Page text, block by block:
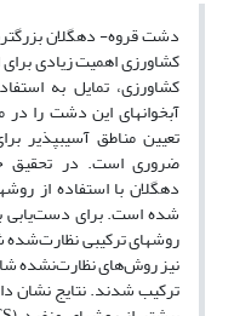
دشت قروه- دهگلان
کشاورزی اهمیت زیادی
کشاورزی، تمایل به
آبخوان‏های این دشت را در
تعیین مناطق آسیب‏پذیر
ضروری است. در تحقیق
شده است. برای دست‌یابی
روش‏های ترکیبی نظارت‌شده
ترکیب شدند. نتایج